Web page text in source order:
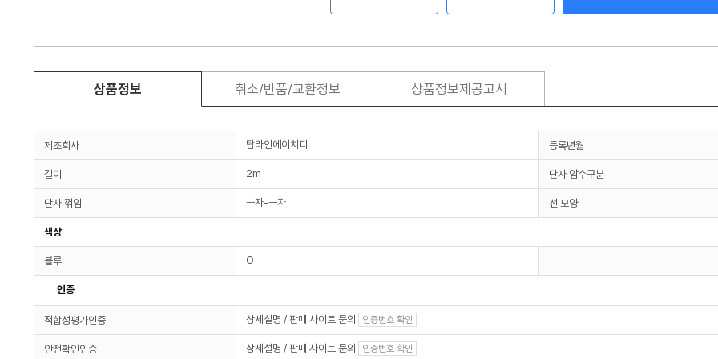
상품정보 취소/반품/교환정보 상품정보제공고시
제조회사 탑라인에이치디 등록년월
길이 2m 단자 암수구분
단자 꺾임 ㅡ자-ㅡ자 선 모양
색상
블루 O
인증
적합성평가인증 상세설명 / 판매 사이트 문의 인증번호 확인
안전확인인증 상세설명 / 판매 사이트 문의 인증번호 확인